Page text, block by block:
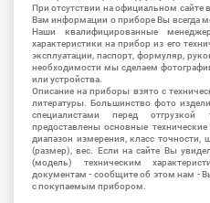
При отсутствии на официальном сайте
Вам информации о приборе Вы всегда
Наши квалифицированные
характеристики на прибор из его
эксплуатации, паспорт, формуляр,
необходимости мы сделаем
или устройства.
Описание на приборы взято с
литературы. Большинство фото
специалистами перед
предоставлены основные
диапазон измерения, класс точности,
(размер), вес. Если на сайте Вы
(модель) техническим
документам - сообщите об этом нам -
с покупаемым прибором.